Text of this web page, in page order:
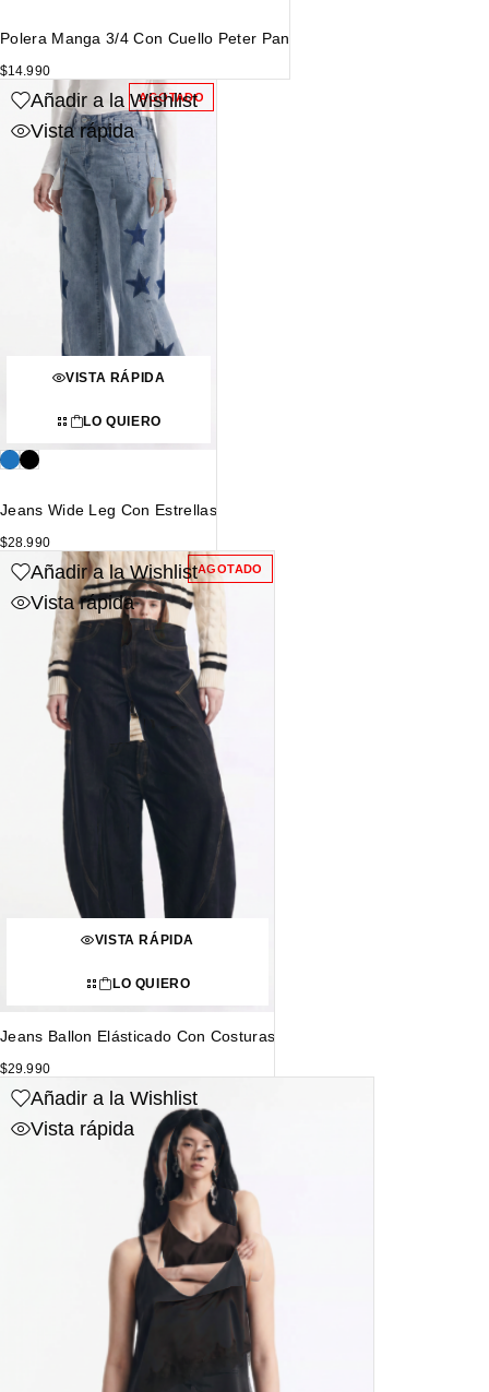
Polera Manga 3/4 Con Cuello Peter Pan
$14.990
AGOTADO
Añadir a la Wishlist
Vista rápida
VISTA RÁPIDA
LO QUIERO
Jeans Wide Leg Con Estrellas
$28.990
AGOTADO
Añadir a la Wishlist
Vista rápida
VISTA RÁPIDA
LO QUIERO
Jeans Ballon Elásticado Con Costuras
$29.990
Añadir a la Wishlist
Vista rápida